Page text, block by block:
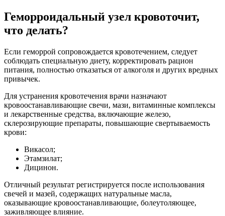
Геморроидальный узел кровоточит,
что делать?
Если геморрой сопровождается кровотечением, следует
соблюдать специальную диету, корректировать рацион
питания, полностью отказаться от алкоголя и других вредных
привычек.
Для устранения кровотечения врачи назначают
кровоостанавливающие свечи, мази, витаминные комплексы
и лекарственные средства, включающие железо,
склерозирующие препараты, повышающие свертываемость
крови:
Викасол;
Этамзилат;
Дицинон.
Отличный результат регистрируется после использования
свечей и мазей, содержащих натуральные масла,
оказывающие кровоостанавливающие, болеутоляющее,
заживляющее влияние.